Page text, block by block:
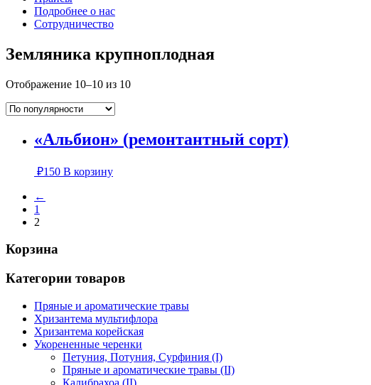
Подробнее о нас
Сотрудничество
Земляника крупноплодная
Отображение 10–10 из 10Сортировка:
«Альбион» (ремонтантный сорт)
₽150 В корзину
←
1
2
Корзина
Категории товаров
Пряные и ароматические травы
Хризантема мультифлора
Хризантема корейская
Укорененные черенки
Петуния, Потуния, Сурфиния (I)
Пряные и ароматические травы (II)
Калибрахоа (II)